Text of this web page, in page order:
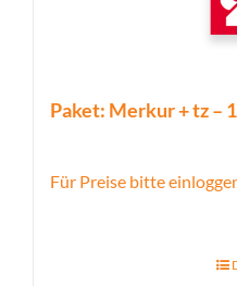
Paket: Merkur + tz –
Für Preise bitte